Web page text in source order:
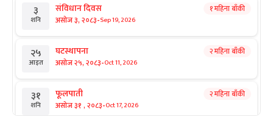
३
शनि
संविधान दिवस
असोज ३, २०८३-Sep 19, 2026
१ महिना बाँकी
२५
आइत
घटस्थापना
असोज २५, २०८३-Oct 11, 2026
२ महिना बाँकी
३१
शनि
फूलपाती
असोज ३१ , २०८३-Oct 17, 2026
२ महिना बाँकी